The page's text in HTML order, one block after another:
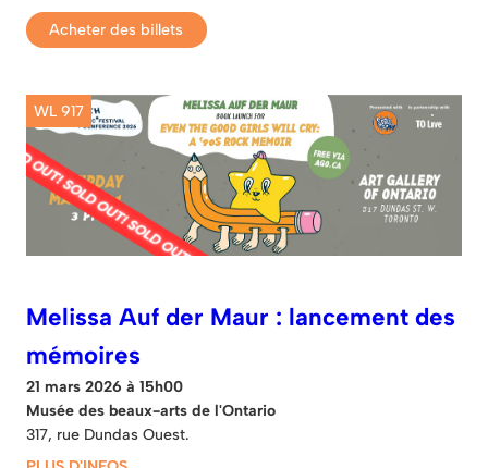
Acheter des billets
WL 917
Melissa Auf der Maur : lancement des
mémoires
21 mars 2026 à 15h00
Musée des beaux-arts de l'Ontario
317, rue Dundas Ouest.